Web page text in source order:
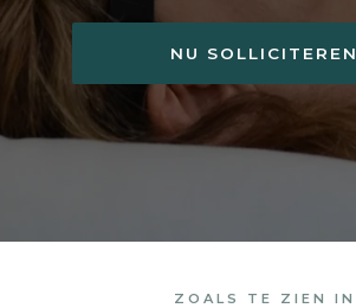
NU SOLLICITEREN
ZOALS TE ZIEN IN